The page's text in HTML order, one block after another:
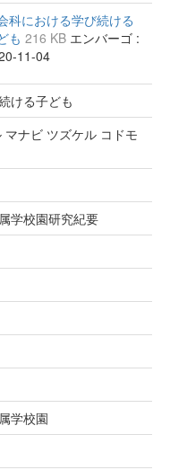
科における学び続ける
も 216 KB エンバーゴ :
11-04
ける子ども
ナビ ツズケル コドモ
学校園研究紀要
学校園